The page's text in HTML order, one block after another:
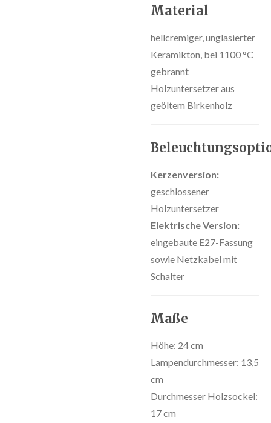
Material
hellcremiger, unglasierter
Keramikton, bei 1100 °C
gebrannt
Holzuntersetzer aus
geöltem Birkenholz
Kerzenversion:
geschlossener
Holzuntersetzer
Elektrische Version:
eingebaute E27-Fassung
sowie Netzkabel mit
Schalter
Maße
Höhe: 24 cm
Lampendurchmesser: 13,5
cm
Durchmesser Holzsockel:
17 cm